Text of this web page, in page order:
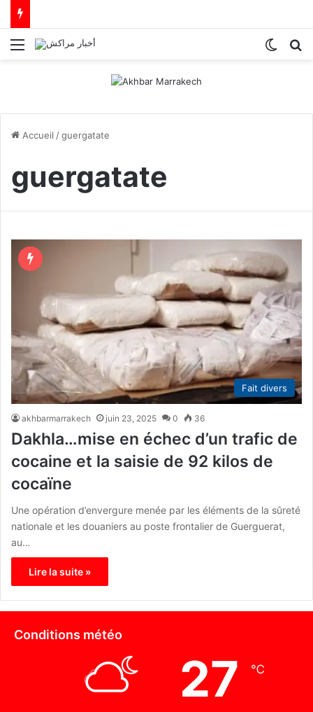
Menu
Accueil /guergatate
guergatate
Fait divers
akhbarmarrakech juin 23, 2025 0 36
Dakhla…mise en échec d’un trafic de
cocaine et la saisie de 92 kilos de
cocaïne
Une opération d’envergure menée par les éléments de la sûreté
nationale et les douaniers au poste frontalier de Guerguerat,
au…
Lire la suite »
Conditions météo
27 ℃